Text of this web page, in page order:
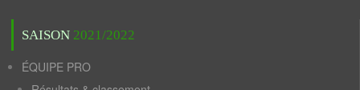
SAISON 2021/2022
ÉQUIPE PRO